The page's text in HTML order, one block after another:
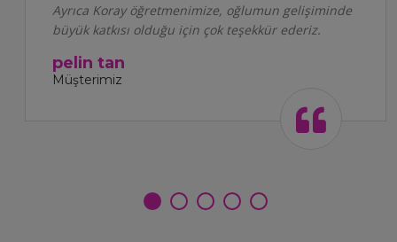
Ayrıca Koray öğretmenimize, oğlumun gelişiminde
büyük katkısı olduğu için çok teşekkür ederiz.
pelin tan
Müşterimiz